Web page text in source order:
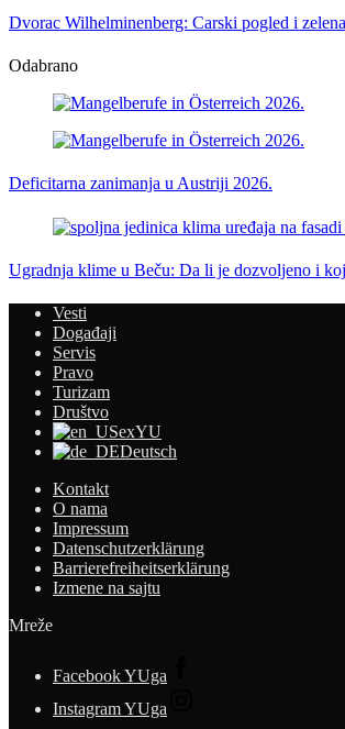
Dvorac Wilhelminenberg: Carski pogled i
Odabrano
Deficitarna zanimanja u Austriji 2026.
Ugradnja klime u Beču: Da li je dozvoljeno i
Vesti
Događaji
Servis
Pravo
Turizam
Društvo
exYU
Deutsch
Kontakt
O nama
Impressum
Datenschutzerklärung
Barrierefreiheitserklärung
Izmene na sajtu
Mreže
Facebook YUga
Instagram YUga